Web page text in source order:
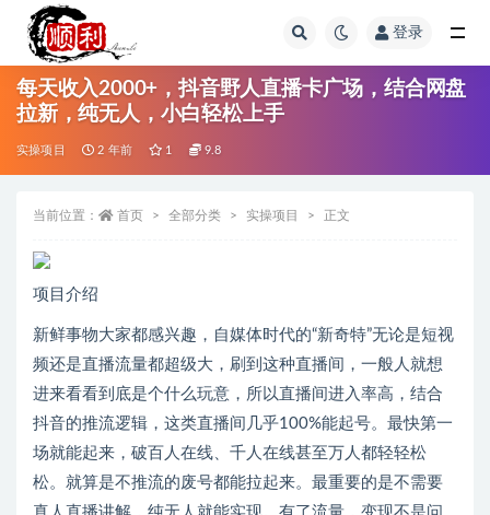
登录
每天收入2000+，抖音野人直播卡广场，结合网盘
拉新，纯无人，小白轻松上手
实操项目 2 年前 1 9.8
当前位置： 首页 全部分类 实操项目 正文
项目介绍
新鲜事物大家都感兴趣，自媒体时代的“新奇特”无论是短视
频还是直播流量都超级大，刷到这种直播间，一般人就想
进来看看到底是个什么玩意，所以直播间进入率高，结合
抖音的推流逻辑，这类直播间几乎100%能起号。最快第一
场就能起来，破百人在线、千人在线甚至万人都轻轻松
松。就算是不推流的废号都能拉起来。最重要的是不需要
全部